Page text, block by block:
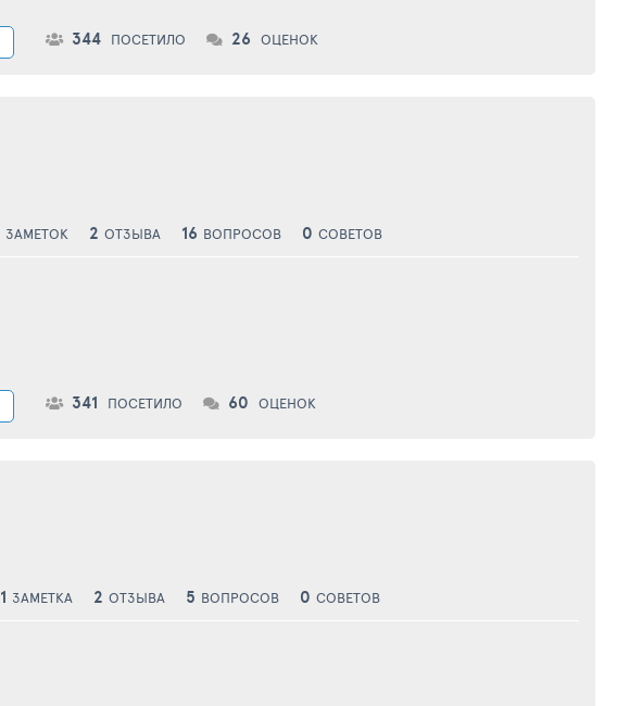
344 ПОСЕТИЛО 26 ОЦЕНОК
ЗАМЕТОК 2 ОТЗЫВА 16 ВОПРОСОВ 0 СОВЕТОВ
341 ПОСЕТИЛО 60 ОЦЕНОК
1 ЗАМЕТКА 2 ОТЗЫВА 5 ВОПРОСОВ 0 СОВЕТОВ